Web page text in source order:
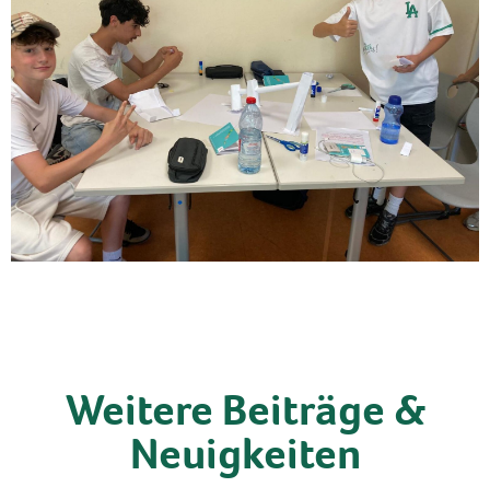
Weitere Beiträge &
Neuigkeiten